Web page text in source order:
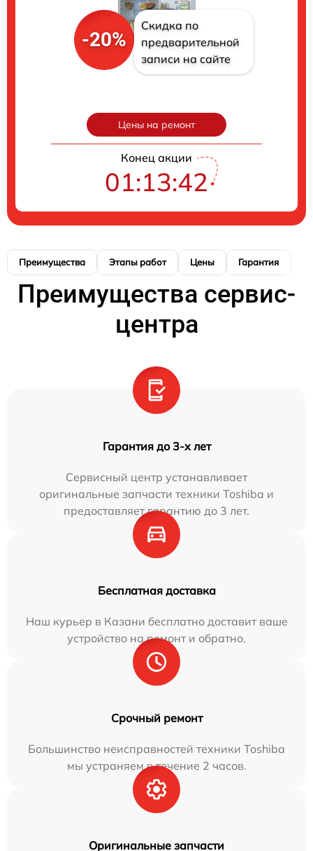
-20%
Скидка по
предварительной
записи на сайте
Цены на ремонт
Конец акции
01:13:41
Преимущества Этапы работ Цены Гарантия
Преимущества сервис-
центра
Гарантия до 3-х лет
Сервисный центр устанавливает
оригинальные запчасти техники Toshiba и
предоставляет гарантию до 3 лет.
Бесплатная доставка
Наш курьер в Казани бесплатно доставит ваше
устройство на ремонт и обратно.
Срочный ремонт
Большинство неисправностей техники Toshiba
мы устраняем в течение 2 часов.
Оригинальные запчасти